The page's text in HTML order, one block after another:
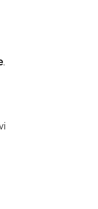
.